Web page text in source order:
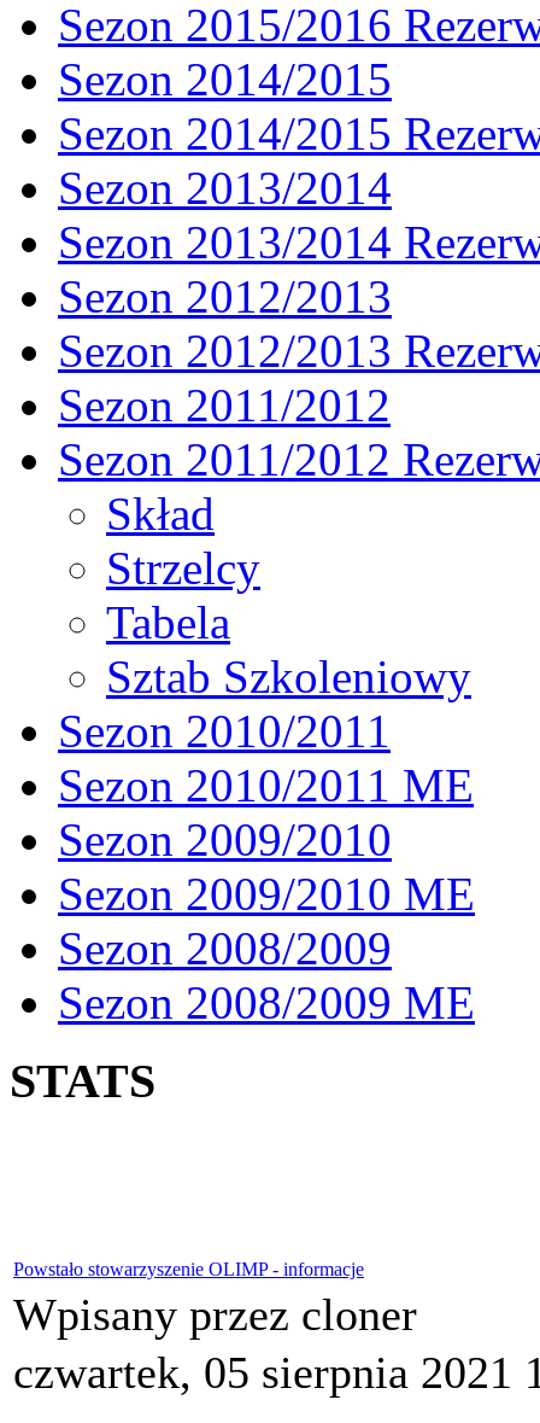
Sezon 2015/2016
Sezon 2014/2015
Sezon 2014/2015
Sezon 2013/2014
Sezon 2013/2014
Sezon 2012/2013
Sezon 2012/2013
Sezon 2011/2012
Sezon 2011/2012
Skład
Strzelcy
Tabela
Sztab Szkoleniowy
Sezon 2010/2011
Sezon 2010/2011 ME
Sezon 2009/2010
Sezon 2009/2010 ME
Sezon 2008/2009
Sezon 2008/2009 ME
STATS
Powstało stowarzyszenie OLIMP - informacje
Wpisany przez cloner
czwartek, 05 sierpnia 2021